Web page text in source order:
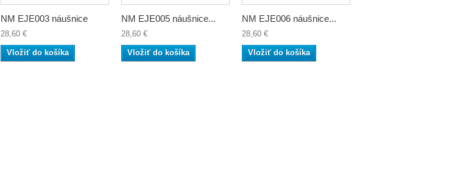
NM EJE003 náušnice
28,60 €
Vložiť do košíka
NM EJE005 náušnice...
28,60 €
Vložiť do košíka
NM EJE006 náušnice...
28,60 €
Vložiť do košíka